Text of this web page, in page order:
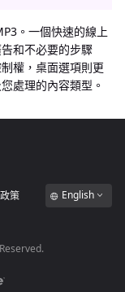
。一個快速的線上
和不必要的步驟
權，桌面選項則更
處理的內容類型。
策 English